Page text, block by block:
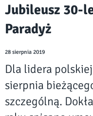
Jubileusz 30-
Paradyż
28 sierpnia 2019
Dla lidera
sierpnia
szczególną.